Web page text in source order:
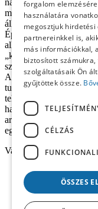
művelődési program
állami művelődési
Éppen azért, mert
alkotásokkal és a
„közelinek” vagy
szintjén maradnak, mert
Azt, hogy a szerző
tudományos kutatás
teljes naivitás volna
hat ki a központ a
arrogáns kulturális-
egyáltalán nem vizsgálják.
Vajda Barnabás
forgalom
használatára
megosztjuk hirdetési
partnereinkkel is,
más információkkal,
biztosított számukra,
szolgáltatásaik Ön
gyűjtöttek össze.
CÉLZÁS
ÖSSZES